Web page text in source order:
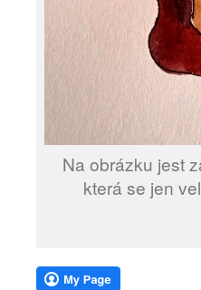
Na obrázku jest
která se jen